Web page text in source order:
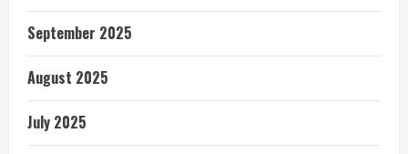
September 2025
August 2025
July 2025